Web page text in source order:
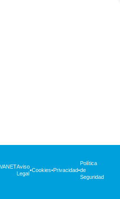
Aviso
Legal
•Cookies•Privacidad•
Política
de
Seguridad